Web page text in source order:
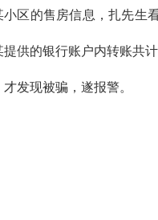
区的售房信息，扎先生
供的银行账户内转账共计
发现被骗，遂报警。